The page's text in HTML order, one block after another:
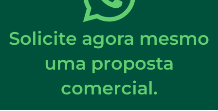
Solicite agora mesmo
uma proposta
comercial.